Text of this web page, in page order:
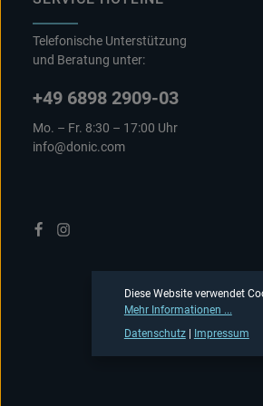
Telefonische Unterstützung
und Beratung unter:
+49 6898 2909-03
Mo. – Fr. 8:30 – 17:00 Uhr
info@donic.com
Diese Website verwendet
Mehr Informationen ...
Datenschutz| Impressum